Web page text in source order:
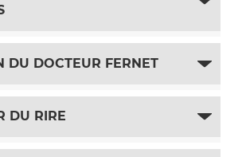
DU DOCTEUR FERNET
DU RIRE